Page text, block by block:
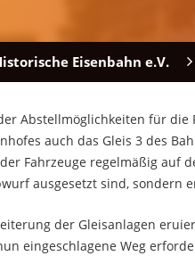
Eisenbahn e.V.
Abstellmöglichkeiten für
auch das Gleis 3 des
Fahrzeuge regelmäßig
ausgesetzt sind,
der Gleisanlagen
eingeschlagene Weg